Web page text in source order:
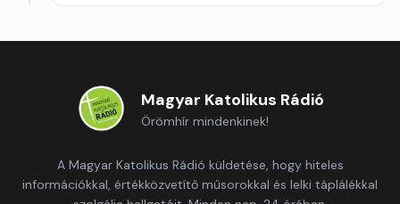
Magyar Katolikus Rádió
Örömhír mindenkinek!
A Magyar Katolikus Rádió küldetése, hogy hiteles
információkkal, értékközvetítő műsorokkal és lelki táplálékkal